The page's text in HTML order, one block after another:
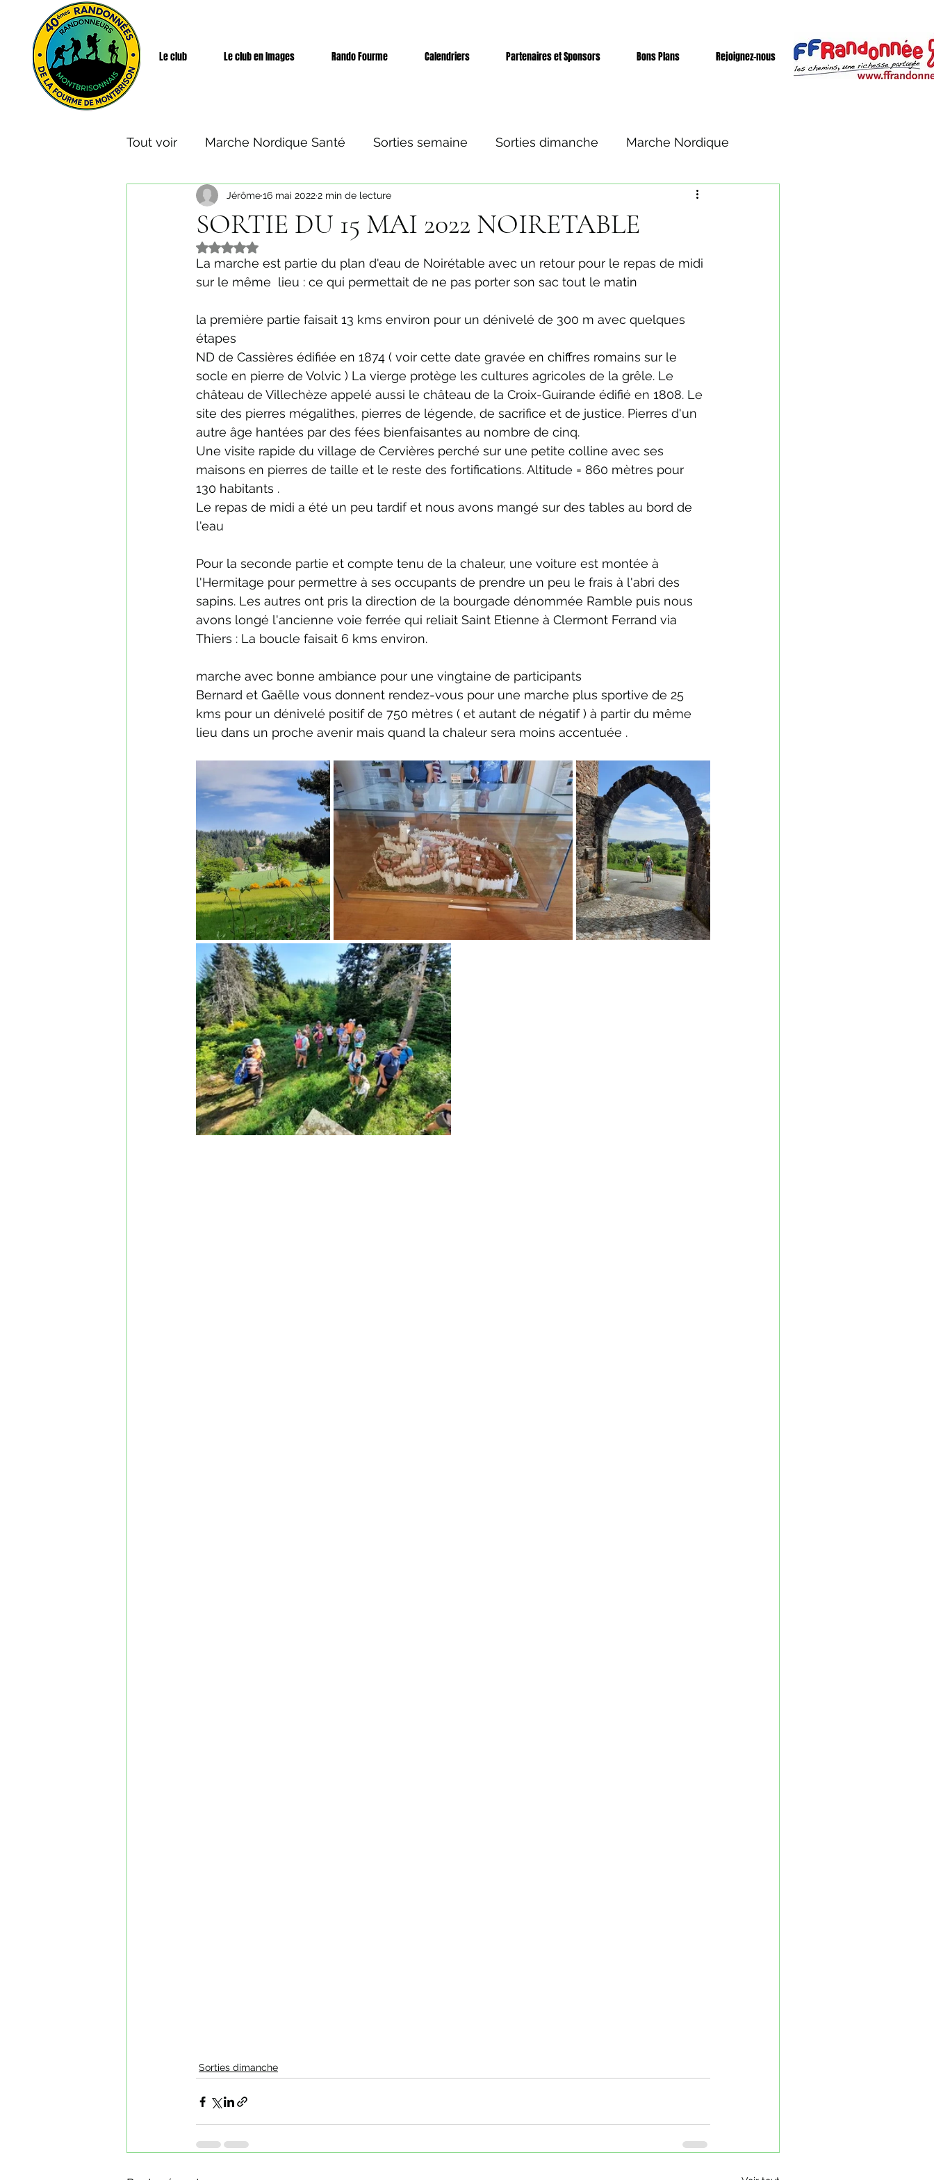
Le club Le club en Images Rando Fourme Calendriers Partenaires et Sponsors Bons Plans Rejoignez-nous
Tout voir Marche Nordique Santé Sorties semaine Sorties dimanche Marche Nordique
Rando Santé Week-end et séjours
SORTIE DU 15 MAI 2022 NOIRETABLE
Jérôme16 mai 20222 min de lecture
Noté NaN étoiles sur 5.
La marche est partie du plan d'eau de Noirétable avec un retour pour le repas de midi
sur le même  lieu : ce qui permettait de ne pas porter son sac tout le matin
la première partie faisait 13 kms environ pour un dénivelé de 300 m avec quelques
étapes
ND de Cassières édifiée en 1874 ( voir cette date gravée en chiffres romains sur le
socle en pierre de Volvic ) La vierge protège les cultures agricoles de la grêle. Le
château de Villechèze appelé aussi le château de la Croix-Guirande édifié en 1808. Le
site des pierres mégalithes, pierres de légende, de sacrifice et de justice. Pierres d'un
autre âge hantées par des fées bienfaisantes au nombre de cinq.
Une visite rapide du village de Cervières perché sur une petite colline avec ses
maisons en pierres de taille et le reste des fortifications. Altitude = 860 mètres pour
130 habitants .
Le repas de midi a été un peu tardif et nous avons mangé sur des tables au bord de
l'eau
Pour la seconde partie et compte tenu de la chaleur, une voiture est montée à
l'Hermitage pour permettre à ses occupants de prendre un peu le frais à l'abri des
sapins. Les autres ont pris la direction de la bourgade dénommée Ramble puis nous
avons longé l'ancienne voie ferrée qui reliait Saint Etienne à Clermont Ferrand via
Thiers : La boucle faisait 6 kms environ.
marche avec bonne ambiance pour une vingtaine de participants
Bernard et Gaëlle vous donnent rendez-vous pour une marche plus sportive de 25
kms pour un dénivelé positif de 750 mètres ( et autant de négatif ) à partir du même
lieu dans un proche avenir mais quand la chaleur sera moins accentuée .
Sorties dimanche